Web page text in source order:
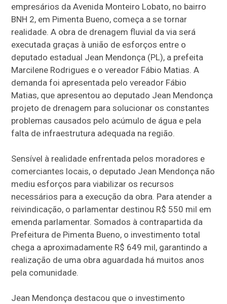
empresários da Avenida Monteiro Lobato, no bairro
BNH 2, em Pimenta Bueno, começa a se tornar
realidade. A obra de drenagem fluvial da via será
executada graças à união de esforços entre o
deputado estadual Jean Mendonça (PL), a prefeita
Marcilene Rodrigues e o vereador Fábio Matias. A
demanda foi apresentada pelo vereador Fábio
Matias, que apresentou ao deputado Jean Mendonça
projeto de drenagem para solucionar os constantes
problemas causados pelo acúmulo de água e pela
falta de infraestrutura adequada na região.
Sensível à realidade enfrentada pelos moradores e
comerciantes locais, o deputado Jean Mendonça não
mediu esforços para viabilizar os recursos
necessários para a execução da obra. Para atender a
reivindicação, o parlamentar destinou R$ 550 mil em
emenda parlamentar. Somados à contrapartida da
Prefeitura de Pimenta Bueno, o investimento total
chega a aproximadamente R$ 649 mil, garantindo a
realização de uma obra aguardada há muitos anos
pela comunidade.
Jean Mendonça destacou que o investimento